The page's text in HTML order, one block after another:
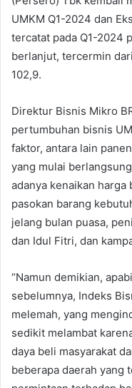
UMKM Q1-2024 dan
tercatat pada Q1-2024
berlanjut, tercermin
102,9.
Direktur Bisnis Mikro
pertumbuhan bisnis
faktor, antara lain
yang mulai
adanya kenaikan
pasokan barang
jelang bulan puasa,
dan Idul Fitri, dan
“Namun demikian,
sebelumnya, Indeks
melemah, yang
sedikit melambat
daya beli masyarakat
beberapa daerah yang